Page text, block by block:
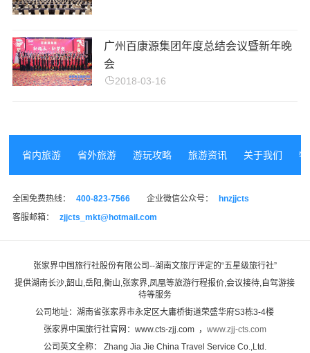
广州百康源集团年度总结会议暨新年晚
会
2018-03-16
省内旅游 省外旅游 游玩攻略 旅游资讯 关于我们
全国免费热线： 400-823-7566 企业微信公众号：
hnzjjcts
客服邮箱：
zjjcts_mkt@hotmail.com
张家界中国旅行社股份有限公司--湖南文旅厅评定的“五星级旅行社”
提供湖南长沙,韶山,岳阳,衡山,张家界,凤凰等旅游行程报价,会议接待,自驾游接
待等服务
公司地址：湖南省张家界市永定区大庸桥街道荣盛华府S3栋3-4楼
张家界中国旅行社官网：www.cts-zjj.com ， www.zjj-cts.com
公司英文全称： Zhang Jia Jie China Travel Service Co.,Ltd.